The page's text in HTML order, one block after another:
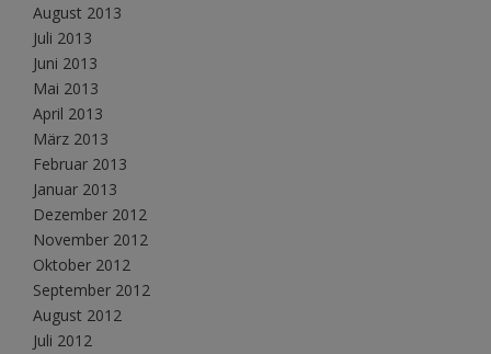
August 2013
Juli 2013
Juni 2013
Mai 2013
April 2013
März 2013
Februar 2013
Januar 2013
Dezember 2012
November 2012
Oktober 2012
September 2012
August 2012
Juli 2012